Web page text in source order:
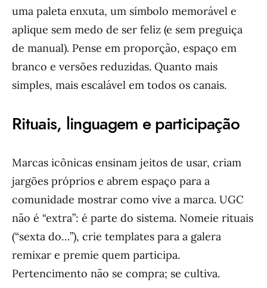
uma paleta enxuta, um símbolo memorável e
aplique sem medo de ser feliz (e sem preguiça
de manual). Pense em proporção, espaço em
branco e versões reduzidas. Quanto mais
simples, mais escalável em todos os canais.
Rituais, linguagem e participação
Marcas icônicas ensinam jeitos de usar, criam
jargões próprios e abrem espaço para a
comunidade mostrar como vive a marca. UGC
não é “extra”: é parte do sistema. Nomeie rituais
(“sexta do…”), crie templates para a galera
remixar e premie quem participa.
Pertencimento não se compra; se cultiva.